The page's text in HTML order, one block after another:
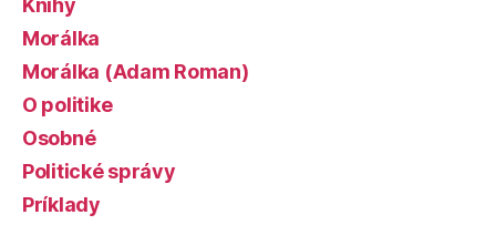
Knihy
Morálka
Morálka (Adam Roman)
O politike
Osobné
Politické správy
Príklady